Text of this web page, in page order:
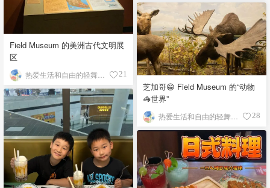
Field Museum 的美洲古代文明展
区
21
芝加哥😁 Field Museum 的“动物
🦓世界”
28